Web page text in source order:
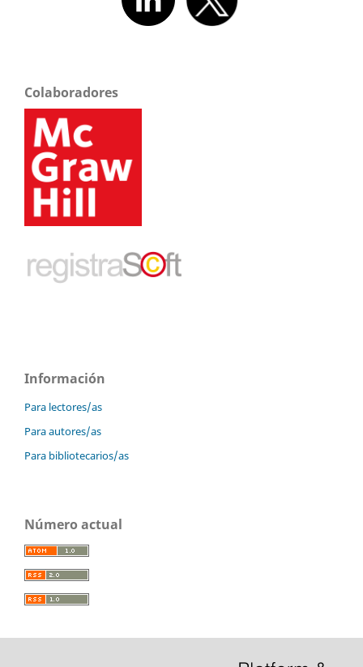
Colaboradores
Información
Para lectores/as
Para autores/as
Para bibliotecarios/as
Número actual